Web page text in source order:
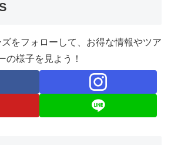
をフォローして、お得な情報やツア
の様子を見よう！